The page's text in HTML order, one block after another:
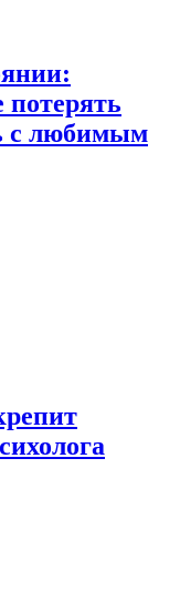
потерять
с любимым